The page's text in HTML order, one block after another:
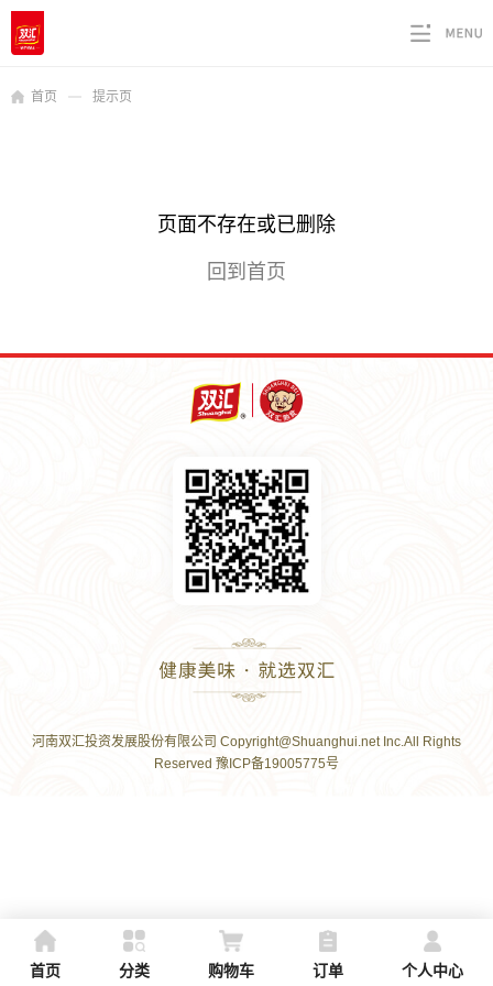
首页 提示页
页面不存在或已删除
回到首页
河南双汇投资发展股份有限公司 Copyright@Shuanghui.net Inc.All Rights
Reserved 豫ICP备19005775号
首页 分类 购物车 订单 个人中心